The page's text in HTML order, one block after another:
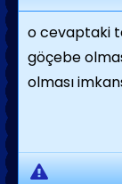
o cevaptaki
göçebe
olması